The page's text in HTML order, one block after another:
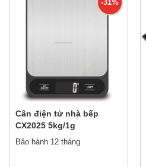
-31%
Cân điện tử nhà bếp
CX2025 5kg/1g
Bảo hành 12 tháng